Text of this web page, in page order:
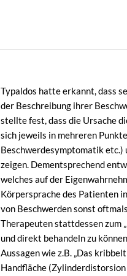
Typaldos hatte erkannt, dass
der Beschreibung ihrer
stellte fest, dass die Ursache
sich jeweils in mehreren
Beschwerdesymptomatik etc.)
zeigen. Dementsprechend
welches auf der
Körpersprache des Patienten
von Beschwerden sonst
Therapeuten stattdessen zum
und direkt behandeln zu
Aussagen wie z.B. „Das
Handfläche